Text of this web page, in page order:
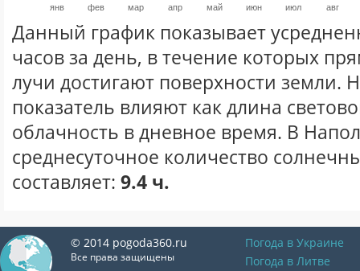
янв фев мар апр май июн июл авг
Данный график показывает
часов за день, в течение которых
лучи достигают поверхности земли.
показатель влияют как длина
облачность в дневное время. В
среднесуточное количество
составляет: 9.4 ч.
© 2014 pogoda360.ru
Все права защищены
Погода в Украине
Погода в Литве